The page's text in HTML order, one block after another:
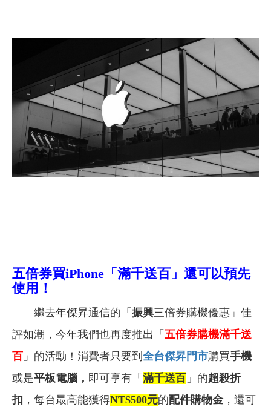
五倍券買iPhone 「滿千送百」還可以預先
使用！
繼去年傑昇通信的「 振興三倍券購機優惠」佳
評如潮，今年我們也再度推出「 五倍券購機滿千送
百 」的活動！消費者只要到 全台傑昇門市購買手機
或是平板電腦， 即可享有「 滿千送百 」的超殺折
扣 ，每台最高能獲得NT$500元的配件購物金 ，還可